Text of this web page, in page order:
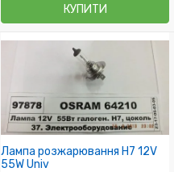
КУПИТИ
Лампа розжарювання H7 12V
55W Univ